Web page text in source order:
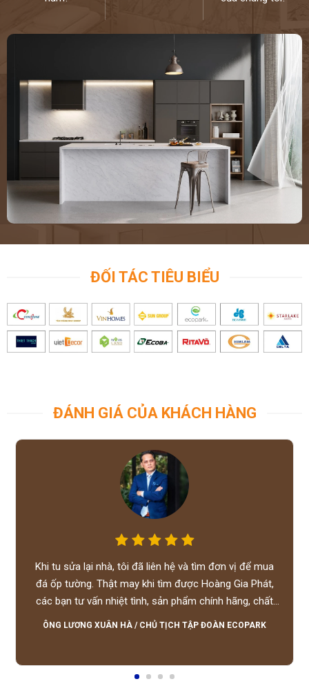
ĐỐI TÁC TIÊU BIỂU
ĐÁNH GIÁ CỦA KHÁCH HÀNG
Khi tu sửa lại nhà, tôi đã liên hệ và tìm đơn vị để mua
đá ốp tường. Thật may khi tìm được Hoàng Gia Phát,
các bạn tư vấn nhiệt tình, sản phẩm chính hãng, chất
lượng tốt, giá hợp lý, hỗ trợ tận tình.
ÔNG LƯƠNG XUÂN HÀ / CHỦ TỊCH TẬP ĐOÀN ECOPARK